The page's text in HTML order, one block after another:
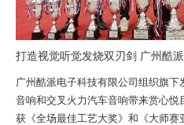
打造视觉听觉发烧双刃剑 广州酷
广州酷派电子科技有限公司组织旗
音响和交叉火力汽车音响带来赏心悦
获《全场最佳工艺大奖》和《大师赛